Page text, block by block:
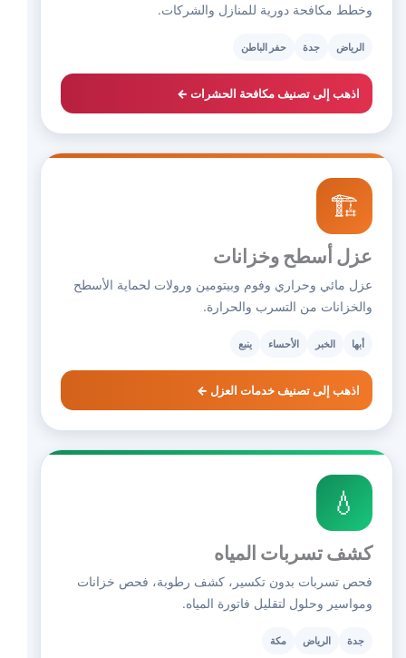
وخطط مكافحة دورية للمنازل والشركات.
الرياض جدة حفر الباطن
اذهب إلى تصنيف مكافحة الحشرات ←
🏗️
عزل أسطح وخزانات
عزل مائي وحراري وفوم وبيتومين ورولات لحماية الأسطح
والخزانات من التسرب والحرارة.
أبها الخبر الأحساء ينبع
اذهب إلى تصنيف خدمات العزل ←
💧
كشف تسربات المياه
فحص تسربات بدون تكسير، كشف رطوبة، فحص خزانات
ومواسير وحلول لتقليل فاتورة المياه.
جدة الرياض مكة